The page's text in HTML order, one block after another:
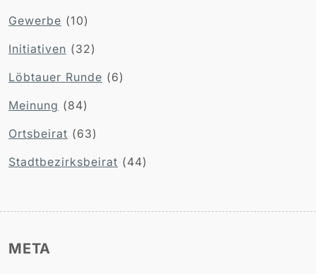
Gewerbe (10)
Initiativen (32)
Löbtauer Runde (6)
Meinung (84)
Ortsbeirat (63)
Stadtbezirksbeirat (44)
META